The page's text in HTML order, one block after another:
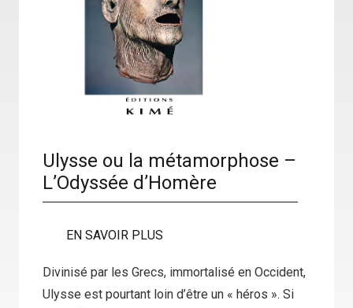
Ulysse ou la métamorphose –
L’Odyssée d’Homère
EN SAVOIR PLUS
Divinisé par les Grecs, immortalisé en Occident,
Ulysse est pourtant loin d’être un « héros ». Si